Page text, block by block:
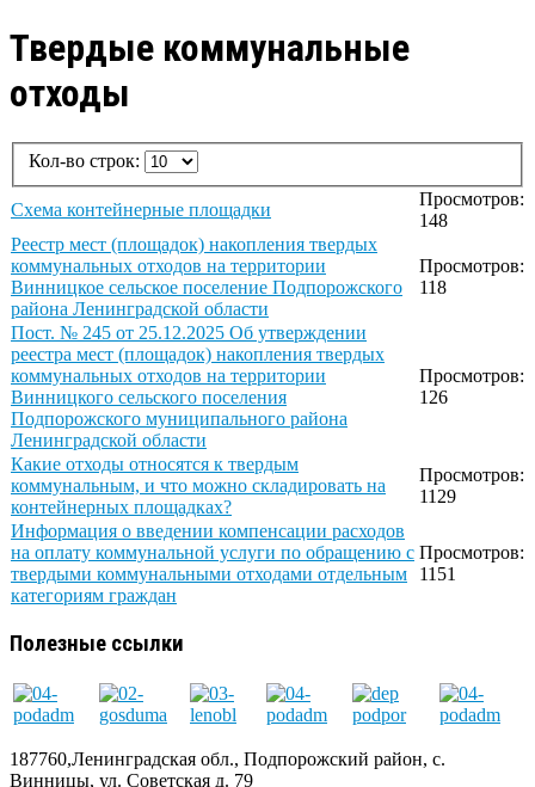
Твердые коммунальные
отходы
Кол-во строк:
Схема контейнерные площадки
Просмотров:
148
Реестр мест (площадок) накопления твердых
коммунальных отходов на территории
Винницкое сельское поселение Подпорожского
района Ленинградской области
Просмотров:
118
Пост. № 245 от 25.12.2025 Об утверждении
реестра мест (площадок) накопления твердых
коммунальных отходов на территории
Винницкого сельского поселения
Подпорожского муниципального района
Ленинградской области
Просмотров:
126
Какие отходы относятся к твердым
коммунальным, и что можно складировать на
контейнерных площадках?
Просмотров:
1129
Информация о введении компенсации расходов
на оплату коммунальной услуги по обращению с
твердыми коммунальными отходами отдельным
категориям граждан
Просмотров:
1151
Полезные ссылки
187760,Ленинградская обл., Подпорожский район, с.
Винницы, ул. Советская д. 79